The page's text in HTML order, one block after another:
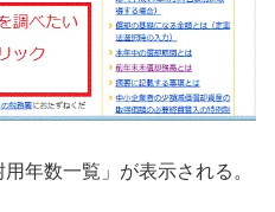
年数一覧」が表示される。